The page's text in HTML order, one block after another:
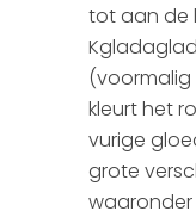
Peru
Chili
Ecuador
SGR
tot aan de
(voormalig
kleurt het
vurige
grote
waaronder